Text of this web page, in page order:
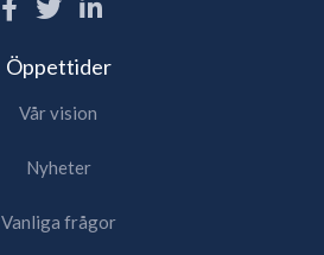
Öppettider
Vår vision
Nyheter
Vanliga frågor